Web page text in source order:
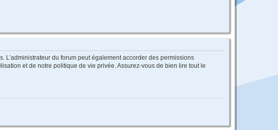
L’administrateur du forum peut également accorder des permissions
et de notre politique de vie privée. Assurez-vous de bien lire tout le